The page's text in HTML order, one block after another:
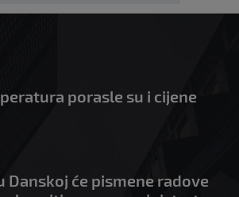
porasle su i cijene
Danskoj će pismene radove